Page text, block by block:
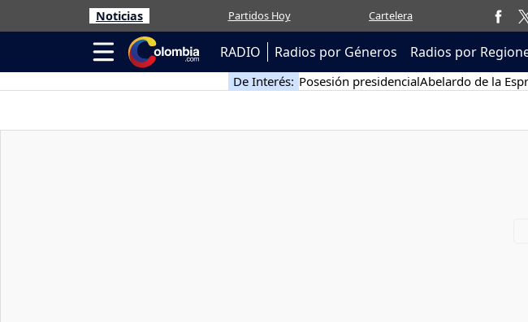
Noticias Partidos Hoy Cartelera
RADIO Radios por Géneros Radios por
De Interés: Posesión presidencialAbelardo de la